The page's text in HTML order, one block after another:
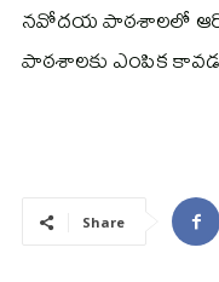
నవోదయ పాఠశాలలో ఆరో
పాఠశాలకు ఎంపిక
Share